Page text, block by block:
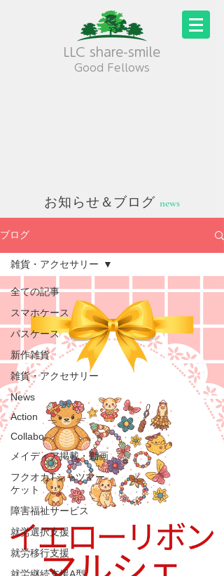
LLC share-smile
Good Fellows
お知らせ＆ブログ news
ブログ
全ての記事
スマホケース
パスケース
新作雑貨
雑貨・アクセサリー
News
Action
Collabo
メイディア掲載・動画
フクオカTシャツマー
ケット
障害福祉サービス
就労選択支援
就労移行支援
雑貨・アクセサリー